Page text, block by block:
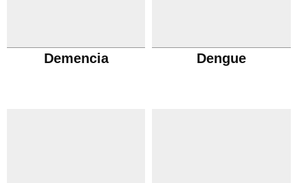
Demencia Dengue